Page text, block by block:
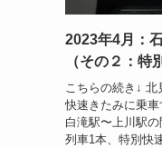
2023年4月：
（その２：特
こちらの続き↓
快速きたみに乗
白滝駅〜上川駅
列車1本、特別快